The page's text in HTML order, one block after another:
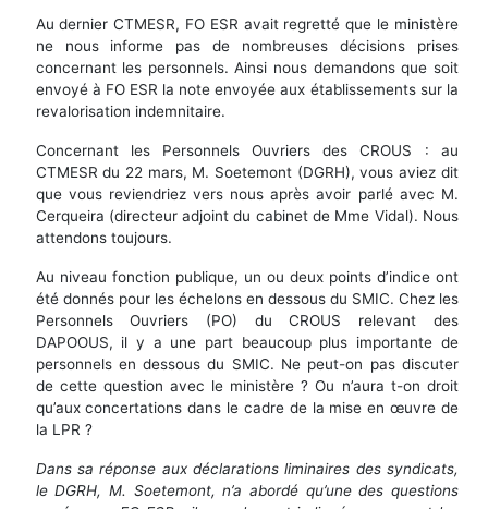
Au dernier CTMESR, FO ESR avait regretté que le ministère
ne nous informe pas de nombreuses décisions prises
concernant les personnels. Ainsi nous demandons que soit
envoyé à FO ESR la note envoyée aux établissements sur la
revalorisation indemnitaire.
Concernant les Personnels Ouvriers des CROUS : au
CTMESR du 22 mars, M. Soetemont (DGRH), vous aviez dit
que vous reviendriez vers nous après avoir parlé avec M.
Cerqueira (directeur adjoint du cabinet de Mme Vidal). Nous
attendons toujours.
Au niveau fonction publique, un ou deux points d’indice ont
été donnés pour les échelons en dessous du SMIC. Chez les
Personnels Ouvriers (PO) du CROUS relevant des
DAPOOUS, il y a une part beaucoup plus importante de
personnels en dessous du SMIC. Ne peut-on pas discuter
de cette question avec le ministère ? Ou n’aura t-on droit
qu’aux concertations dans le cadre de la mise en œuvre de
la LPR ?
Dans sa réponse aux déclarations liminaires des syndicats,
le DGRH, M. Soetemont, n’a abordé qu’une des questions